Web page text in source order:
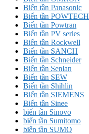
Biến tần Panasonic
Biến tần POWTECH
Biến tần Powtran
Biến tần PV series
Biến tần Rockwell
Biến tần SANCH
Biến tần Schneider
Biến tần Senlan
Biến tần SEW
Biến tần Shihlin
Biến tần SIEMENS
Biến tần Sinee
biến tần Sinovo
biến tần Sumitomo
biến tần SUMO